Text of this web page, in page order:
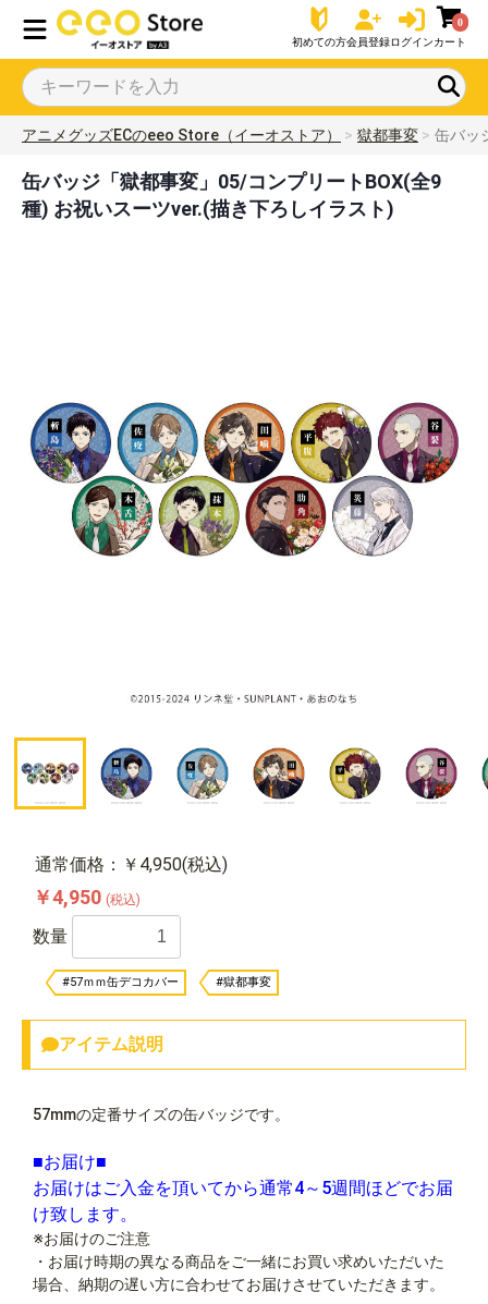
初めての方会員登録ログイン
0
カート
アニメグッズECのeeo Store（イーオストア） 獄都事変 缶バッ
缶バッジ「獄都事変」05/コンプリートBOX(全9
種) お祝いスーツver.(描き下ろしイラスト)
通常価格：￥4,950(税込)
￥4,950 (税込)
数量
#57ｍｍ缶デコカバー #獄都事変
アイテム説明
57mmの定番サイズの缶バッジです。
■お届け■
お届けはご入金を頂いてから通常4～5週間ほどでお届
け致します。
※お届けのご注意
・お届け時期の異なる商品をご一緒にお買い求めいただいた
場合、納期の遅い方に合わせてお届けさせていただきます。